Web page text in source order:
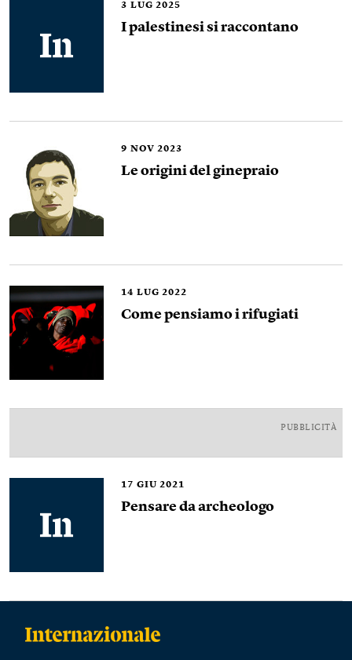
3 LUG 2025
I palestinesi si raccontano
9 NOV 2023
Le origini del ginepraio
14 LUG 2022
Come pensiamo i rifugiati
PUBBLICITÀ
17 GIU 2021
Pensare da archeologo